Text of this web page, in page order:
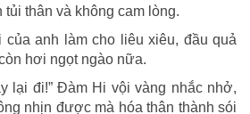
tủi thân và không cam lòng.
anh làm cho liêu xiêu, đầu quả
hơi ngọt ngào nữa.
lại đi!” Đàm Hi vội vàng nhắc nhở,
nhịn được mà hóa thân thành sói